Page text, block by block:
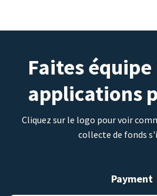
Faites
applications
Cliquez sur le logo pour voir
collecte de fonds
Payment